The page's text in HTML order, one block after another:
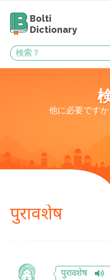
Bolti
Dictionary
他に必要です
पुरावशेष
पुरावशेष